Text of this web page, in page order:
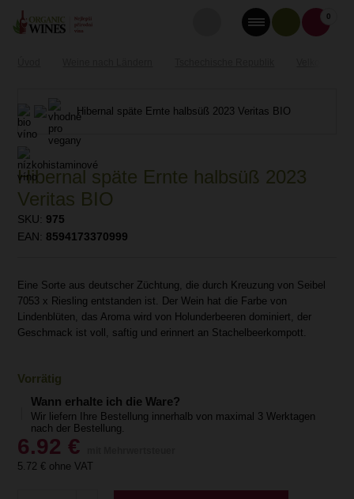
0
Hibernal späte Ernte halbsüß 2023
Veritas BIO
SKU: 975
EAN: 8594173370999
Eine Sorte aus deutscher Züchtung, die durch Kreuzung von Seibel
7053 x Riesling entstanden ist. Der Wein hat die Farbe von
Lindenblüten, das Aroma wird von Holunderbeeren dominiert, der
Geschmack ist voll, saftig und erinnert an Stachelbeerkompott.
Vorrätig
Wann erhalte ich die Ware?
Wir liefern Ihre Bestellung innerhalb von maximal 3 Werktagen
nach der Bestellung.
6.92 €
5.72 € ohne VAT